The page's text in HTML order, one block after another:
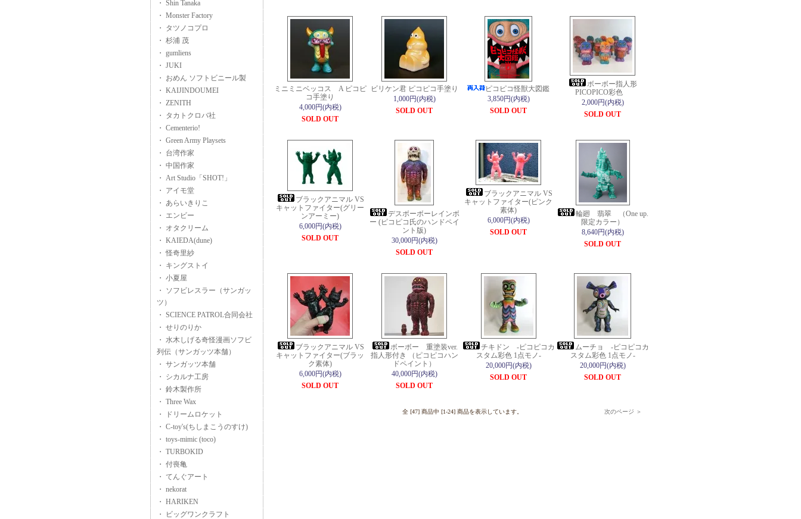
・ Shin Tanaka
・ Monster Factory
・ タツノコプロ
・ 杉浦 茂
・ gumliens
・ JUKI
・ おめん ソフトビニール製
・ KAIJINDOUMEI
・ ZENITH
・ タカトクロバ社
・ Cementerio!
・ Green Army Playsets
・ 台湾作家
・ 中国作家
・ Art Studio「SHOT!」
・ アイモ堂
・ あらいきりこ
・ エンビー
・ オタクリーム
・ KAIEDA(dune)
・ 怪奇里紗
・ キングストイ
・ 小夏屋
・ ソフビレスラー（サンガッ
ツ）
・ SCIENCE PATROL合同会社
・ せりのりか
・ 水木しげる奇怪漫画ソフビ
列伝（サンガッツ本舗）
・ サンガッツ本舗
・ シカルナ工房
・ 鈴木製作所
・ Three Wax
・ ドリームロケット
・ C-toy's(ちしまこうのすけ)
・ toys-mimic (toco)
・ TURBOKID
・ 付喪亀
・ てんぐアート
・ nekorat
・ HARIKEN
・ ビッグワンクラフト
ミニミニベッコス A ピコピ
コ手塗り
4,000円(内税)
SOLD OUT
ビリケン君 ピコピコ手塗り
1,000円(内税)
SOLD OUT
ピコピコ怪獣大図鑑
3,850円(内税)
SOLD OUT
ボーボー指人形
PICOPICO彩色
2,000円(内税)
SOLD OUT
ブラックアニマル VS
キャットファイター(グリー
ンアーミー)
6,000円(内税)
SOLD OUT
デスボーボーレインボ
ー (ピコピコ氏のハンドペイ
ント版)
30,000円(内税)
SOLD OUT
ブラックアニマル VS
キャットファイター(ピンク
素体)
6,000円(内税)
SOLD OUT
輪廻 翡翠 （One up.
限定カラー）
8,640円(内税)
SOLD OUT
ブラックアニマル VS
キャットファイター(ブラッ
ク素体)
6,000円(内税)
SOLD OUT
ボーボー 重塗装ver.
指人形付き （ピコピコハン
ドペイント）
40,000円(内税)
SOLD OUT
チキドン -ピコピコカ
スタム彩色 1点モノ-
20,000円(内税)
SOLD OUT
ムーチョ -ピコピコカ
スタム彩色 1点モノ-
20,000円(内税)
SOLD OUT
全 [47] 商品中 [1-24] 商品を表示しています。 次のページ ＞